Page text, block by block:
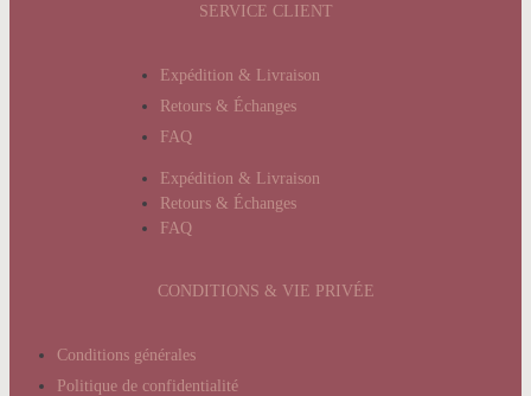
SERVICE CLIENT
Expédition & Livraison
Retours & Échanges
FAQ
Expédition & Livraison
Retours & Échanges
FAQ
CONDITIONS & VIE PRIVÉE
Conditions générales
Politique de confidentialité